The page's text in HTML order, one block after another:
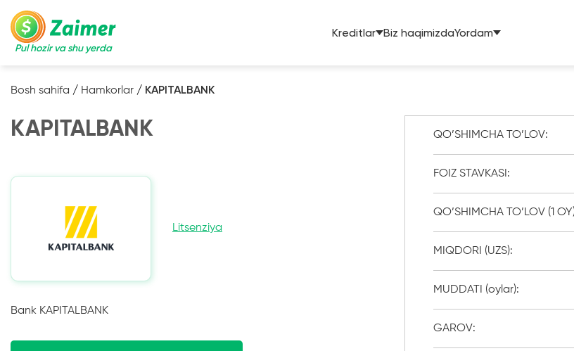
Pul hozir va shu yerda
Kreditlar Biz haqimizdaYordam
Bosh sahifa / Hamkorlar / KAPITALBANK
KAPITALBANK
Litsenziya
Bank KAPITALBANK
QO’SHIMCHA TO’LOV:
FOIZ STAVKASI:
QO’SHIMCHA TO’LOV (1
MIQDORI (UZS):
MUDDATI (oylar):
GAROV: